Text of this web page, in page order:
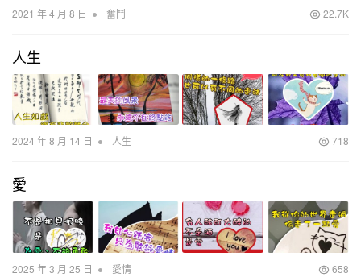
2021 年 4 月 8 日 • 奮鬥 22.7K
人生
2024 年 8 月 14 日 • 人生 718
愛
2025 年 3 月 25 日 • 愛情 658